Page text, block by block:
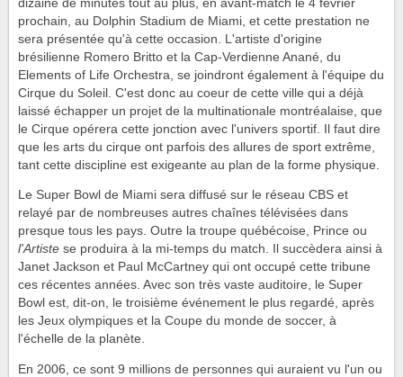
dizaine de minutes tout au plus, en avant-match le 4 février
prochain, au Dolphin Stadium de Miami, et cette prestation ne
sera présentée qu'à cette occasion. L'artiste d'origine
brésilienne Romero Britto et la Cap-Verdienne Anané, du
Elements of Life Orchestra, se joindront également à l'équipe du
Cirque du Soleil. C'est donc au coeur de cette ville qui a déjà
laissé échapper un projet de la multinationale montréalaise, que
le Cirque opérera cette jonction avec l'univers sportif. Il faut dire
que les arts du cirque ont parfois des allures de sport extrême,
tant cette discipline est exigeante au plan de la forme physique.
Le Super Bowl de Miami sera diffusé sur le réseau CBS et
relayé par de nombreuses autres chaînes télévisées dans
presque tous les pays. Outre la troupe québécoise, Prince ou
l'Artiste se produira à la mi-temps du match. Il succèdera ainsi à
Janet Jackson et Paul McCartney qui ont occupé cette tribune
ces récentes années. Avec son très vaste auditoire, le Super
Bowl est, dit-on, le troisième événement le plus regardé, après
les Jeux olympiques et la Coupe du monde de soccer, à
l'échelle de la planète.
En 2006, ce sont 9 millions de personnes qui auraient vu l'un ou